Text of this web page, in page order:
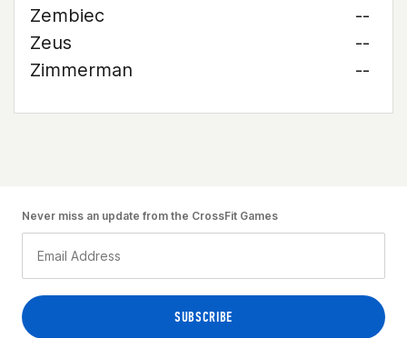
Zembiec
--
Zeus
--
Zimmerman
--
Never miss an update from the CrossFit Games